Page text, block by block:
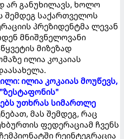
არ განუხილავს, ხოლო
შემდეგ საქართველოს
პრეზიდენტმა ლევან
მნიშვნელოვანი
მიზეზად
ილია კოკაიას
ილია კოკაიას მოუწევს,
უთხრას სიმართლე
მას შემდეგ, რაც
ფედერაციამ ჩვენს
რეინტეგრაცია